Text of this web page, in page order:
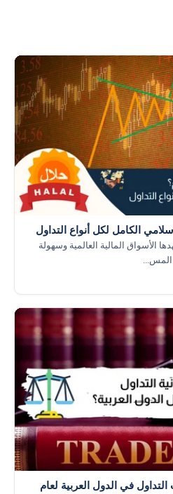
الأسواق.
الكامل لكل أنواع التداول
الأسواق المالية العالمية وسهولة
في الدول العربية لعام